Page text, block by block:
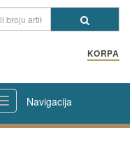
KORPA
Navigacija